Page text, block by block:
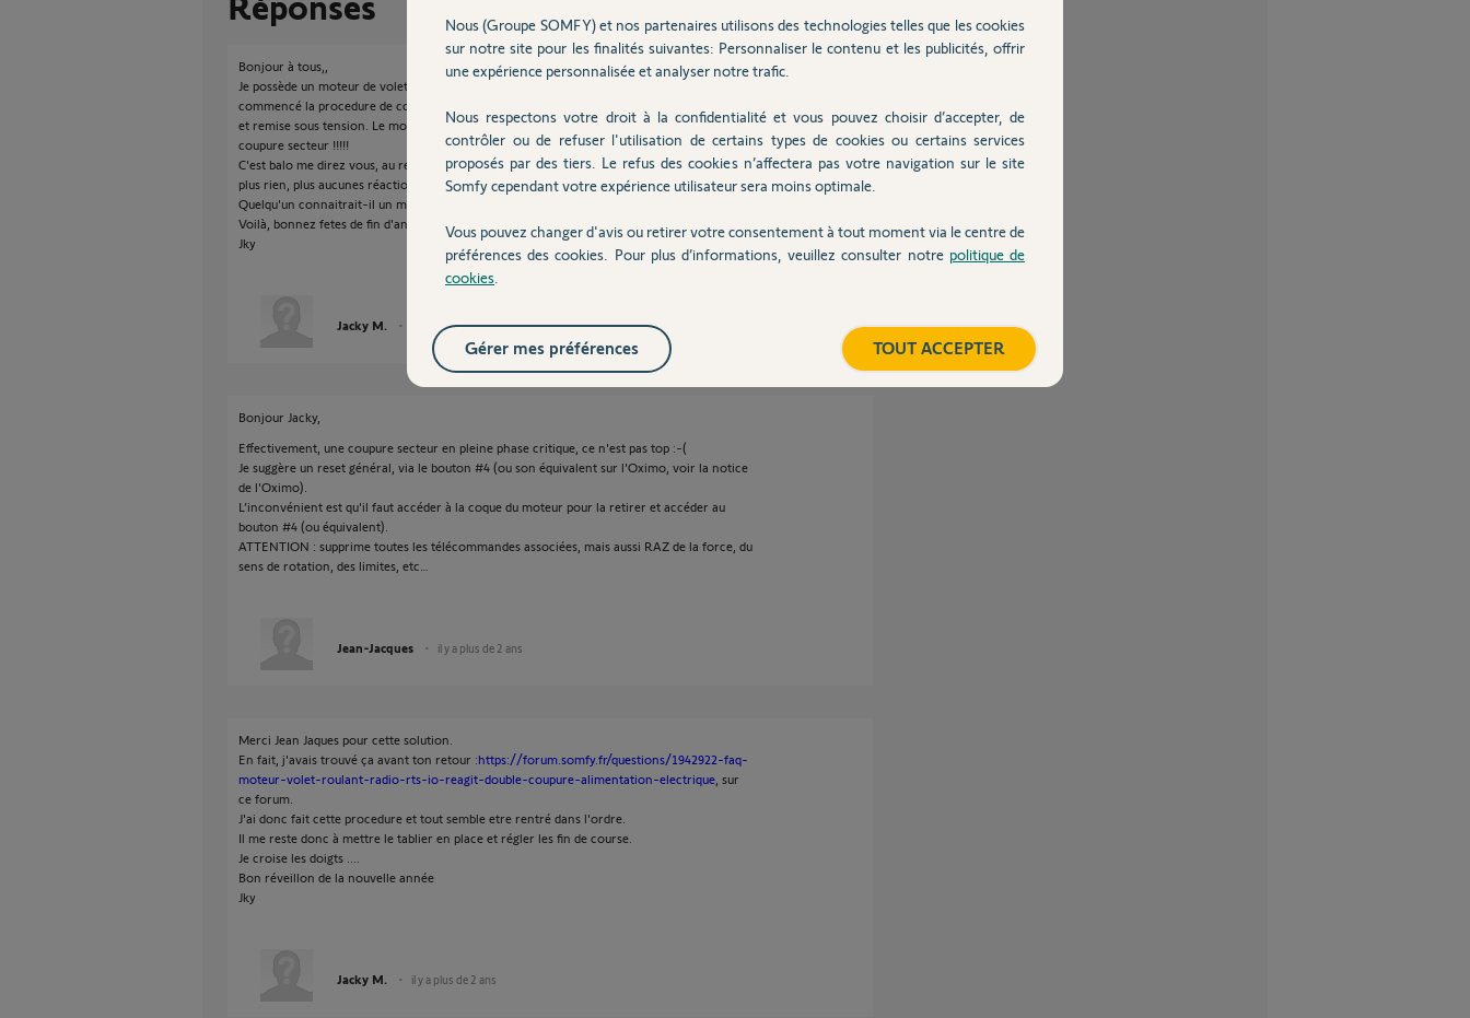
Bonjour à tous,,
Je possède un moteur de volet OXIMO TH RTS que j'ai voulu réinitialiser. J'ai donc
commencé la procedure de coupure de 2q, puis remise sous tension 8s, puis recoupure 2 s
et remise sous tension. Le moteur à bien "répondu" puis, au moment de réaperer la TC,
coupure secteur !!!!!
C'est balo me direz vous, au retour sécteur, j'ai voulu refaire la procedure 2s, 8s, 2s, mais là,
plus rien, plus aucunes réaction de mon OXIMO .......
Quelqu'un connaitrait-il un moyne de reprendre la main sur mon moteur ?
Voilà, bonnez fetes de fin d'année 2023 à tous et à bientôt
Jky
Jacky M. il y a plus de 2 ans
Bonjour Jacky,
Effectivement, une coupure secteur en pleine phase critique, ce n'est pas top :-(
Je suggère un reset général, via le bouton #4 (ou son équivalent sur l'Oximo, voir la notice
de l'Oximo).
L’inconvénient est qu'il faut accéder à la coque du moteur pour la retirer et accéder au
bouton #4 (ou équivalent).
ATTENTION : supprime toutes les télécommandes associées, mais aussi RAZ de la force, du
sens de rotation, des limites, etc…
Jean-Jacques il y a plus de 2 ans
Merci Jean Jaques pour cette solution.
En fait, j'avais trouvé ça avant ton retour :https://forum.somfy.fr/questions/1942922-faq-
moteur-volet-roulant-radio-rts-io-reagit-double-coupure-alimentation-electrique , sur
ce forum.
J'ai donc fait cette procedure et tout semble etre rentré dans l'ordre.
Il me reste donc à mettre le tablier en place et régler les fin de course.
Je croise les doigts ....
Bon réveillon de la nouvelle année
Jky
Jacky M. il y a plus de 2 ans
Nous (Groupe SOMFY) et nos partenaires utilisons des technologies telles que les cookies
sur notre site pour les finalités suivantes: Personnaliser le contenu et les publicités, offrir
une expérience personnalisée et analyser notre trafic.
Nous respectons votre droit à la confidentialité et vous pouvez choisir d’accepter, de
contrôler ou de refuser l'utilisation de certains types de cookies ou certains services
proposés par des tiers. Le refus des cookies n’affectera pas votre navigation sur le site
Somfy cependant votre expérience utilisateur sera moins optimale.
Vous pouvez changer d'avis ou retirer votre consentement à tout moment via le centre de
préférences des cookies. Pour plus d’informations, veuillez consulter notre politique de
cookies
TOUT ACCEPTER
Gérer mes préférences